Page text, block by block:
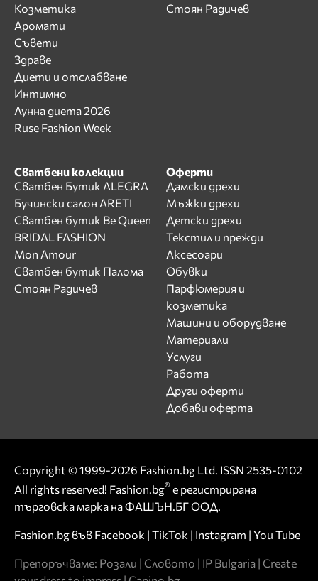
Козметика
Аромати
Съвети
Здраве
Диети и отслабване
Интимно
Лунна диета 2026
Ruse Fashion Week
Стоян Радичев
Сватбени колекции
Сватбен Бутик ALEGRA
Бучински салон ARETI
Сватбен бутик Be Queen
BRIDAL FASHION
Mon Amour
Сватбен бутик Палома
Стоян Радичев
Оферти
Дамски дрехи
Мъжки дрехи
Детски дрехи
Текстил и прежди
Аксесоари
Обувки
Парфюмерия и
козметика
Машини и оборудване
Материали
Услуги
Работа
Други оферти
Добави оферта
Copyright © 1999-2026 Fashion.bg Ltd. ISSN 2535-0102
All rights reserved! Fashion.bg® е регистрирана
търговска марка на ФАШЪН.БГ ООД.
Fashion.bg във Facebook | TikTok | Instagram | You Tube
Препоръчваме: Розали | Словото | IP Bulgaria | Create